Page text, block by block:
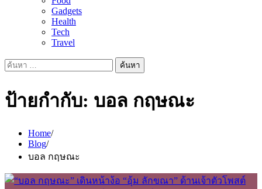
Gadgets
Health
Tech
Travel
ค้นหา
ป้ายกำกับ: บอล กฤษณะ
Home
Blog
บอล กฤษณะ